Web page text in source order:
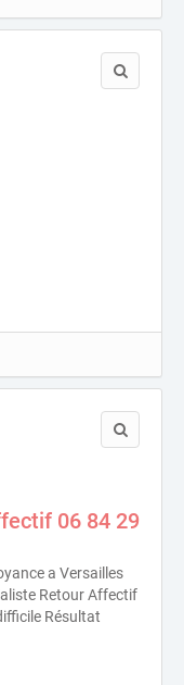
06 84 29
a Versailles
Retour Affectif
Résultat